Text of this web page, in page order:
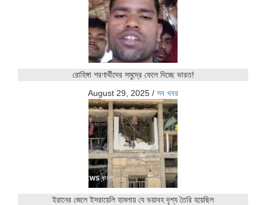
রোহিঙ্গা শরণার্থীদের সমুদ্রে ফেলে দিচ্ছে ভারত!
August 29, 2025 / সব খবর
ইরানের জেলে ইসরায়েলি হামলায় যে ভয়াবহ দৃশ্য তৈরি হয়েছিল